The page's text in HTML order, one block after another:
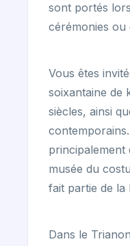
sont portés
cérémonies ou
Vous êtes
soixantaine de
siècles, ainsi
principalement
musée du
fait partie de la
Dans le